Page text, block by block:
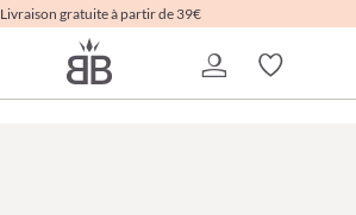
Livraison gratuite à partir de 39€